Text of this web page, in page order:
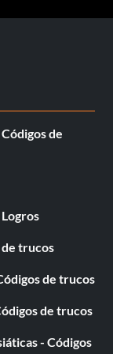
named
go any
yet. Angle
can, you will
de
trucos
de trucos
de trucos
- Códigos